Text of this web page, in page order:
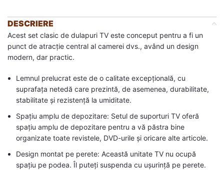
DESCRIERE
Acest set clasic de dulapuri TV este conceput pentru a fi un
punct de atracție central al camerei dvs., având un design
modern, dar practic.
Lemnul prelucrat este de o calitate excepțională, cu
suprafața netedă care prezintă, de asemenea, durabilitate,
stabilitate și rezistență la umiditate.
Spațiu amplu de depozitare: Setul de suporturi TV oferă
spațiu amplu de depozitare pentru a vă păstra bine
organizate toate revistele, DVD-urile și oricare alte articole.
Design montat pe perete: Această unitate TV nu ocupă
spațiu pe podea. Îl puteți suspenda cu ușurință pe perete.